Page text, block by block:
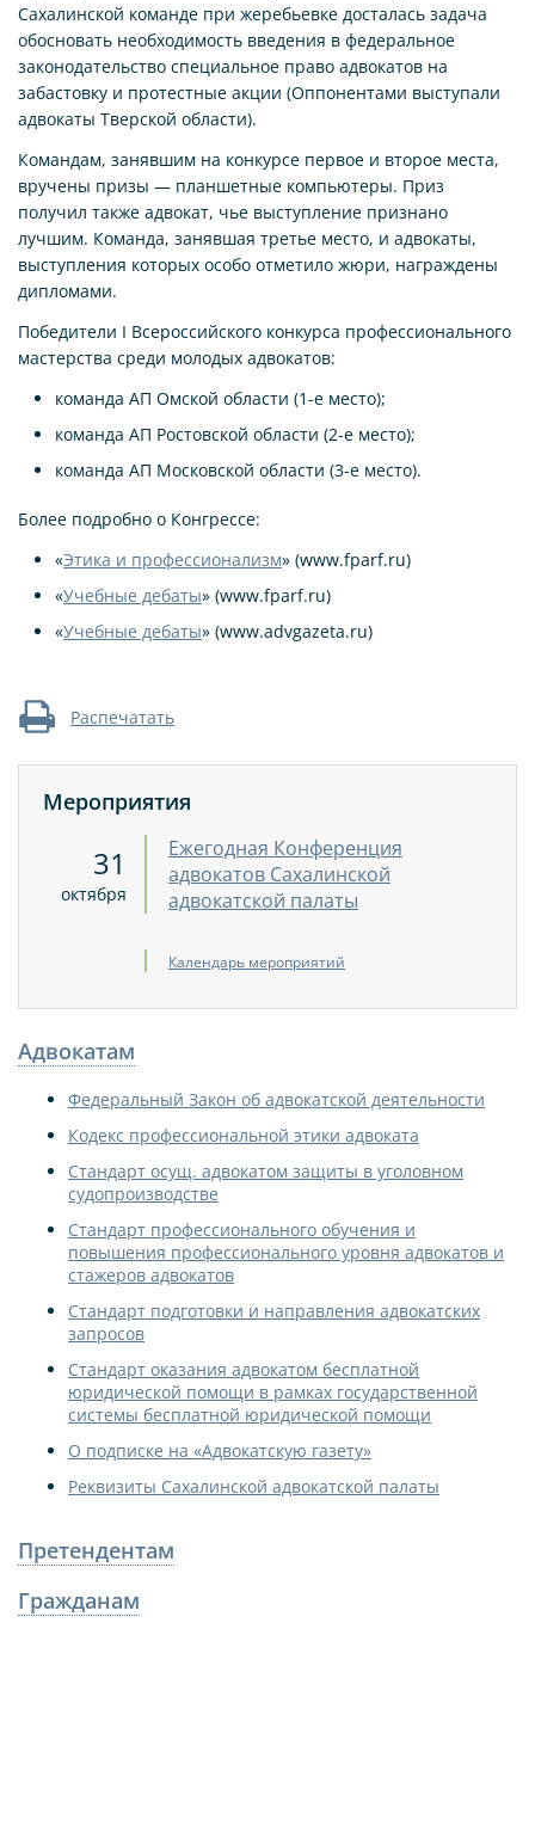
Сахалинской команде при жеребьевке досталась задача
обосновать необходимость введения в федеральное
законодательство специальное право адвокатов на
забастовку и протестные акции (Оппонентами выступали
адвокаты Тверской области).
Командам, занявшим на конкурсе первое и второе места,
вручены призы — планшетные компьютеры. Приз
получил также адвокат, чье выступление признано
лучшим. Команда, занявшая третье место, и адвокаты,
выступления которых особо отметило жюри, награждены
дипломами.
Победители I Всероссийского конкурса профессионального
мастерства среди молодых адвокатов:
команда АП Омской области (1-е место);
команда АП Ростовской области (2-е место);
команда АП Московской области (3-е место).
Более подробно о Конгрессе:
«Этика и профессионализм» (www.fparf.ru)
«Учебные дебаты» (www.fparf.ru)
«Учебные дебаты» (www.advgazeta.ru)
Распечатать
Мероприятия
31
октября
Ежегодная Конференция
адвокатов Сахалинской
адвокатской палаты
Календарь мероприятий
Адвокатам
Федеральный Закон об адвокатской деятельности
Кодекс профессиональной этики адвоката
Стандарт осущ. адвокатом защиты в уголовном
судопроизводстве
Стандарт профессионального обучения и
повышения профессионального уровня адвокатов и
стажеров адвокатов
Стандарт подготовки и направления адвокатских
запросов
Стандарт оказания адвокатом бесплатной
юридической помощи в рамках государственной
системы бесплатной юридической помощи
О подписке на «Адвокатскую газету»
Реквизиты Сахалинской адвокатской палаты
Претендентам
Гражданам